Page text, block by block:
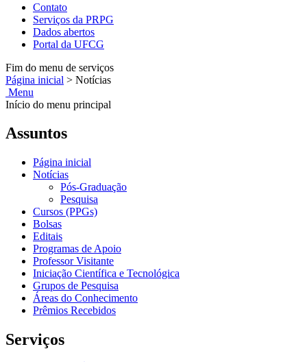
Contato
Serviços da PRPG
Dados abertos
Portal da UFCG
Fim do menu de serviços
Página inicial > Notícias
Menu
Início do menu principal
Assuntos
Página inicial
Notícias
Pós-Graduação
Pesquisa
Cursos (PPGs)
Bolsas
Editais
Programas de Apoio
Professor Visitante
Iniciação Científica e Tecnológica
Grupos de Pesquisa
Áreas do Conhecimento
Prêmios Recebidos
Serviços